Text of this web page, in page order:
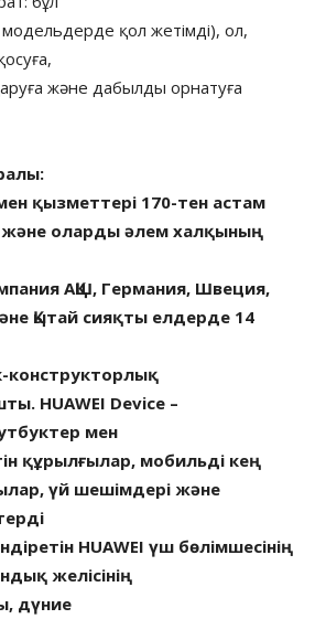
қол жетімді), ол,
және дабылды орнатуға
қызметтері 170-тен астам
және оларды әлем халқының
АҚШ, Германия, Швеция,
Қытай сияқты елдерде 14
конструкторлық
HUAWEI Device –
мен
құрылғылар, мобильді кең
үй шешімдері және
HUAWEI үш бөлімшесінің
желісінің
дүние